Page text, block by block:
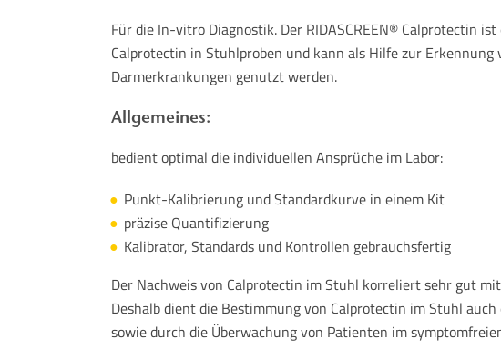
Für die In-vitro Diagnostik. Der RIDASCREEN® Calprotectin
Calprotectin in Stuhlproben und kann als Hilfe zur
Darmerkrankungen genutzt werden.
Allgemeines:
bedient optimal die individuellen Ansprüche im Labor:
Punkt-Kalibrierung und Standardkurve in einem Kit
präzise Quantifizierung
Kalibrator, Standards und Kontrollen gebrauchsfertig
Der Nachweis von Calprotectin im Stuhl korreliert sehr gut
Deshalb dient die Bestimmung von Calprotectin im Stuhl
sowie durch die Überwachung von Patienten im